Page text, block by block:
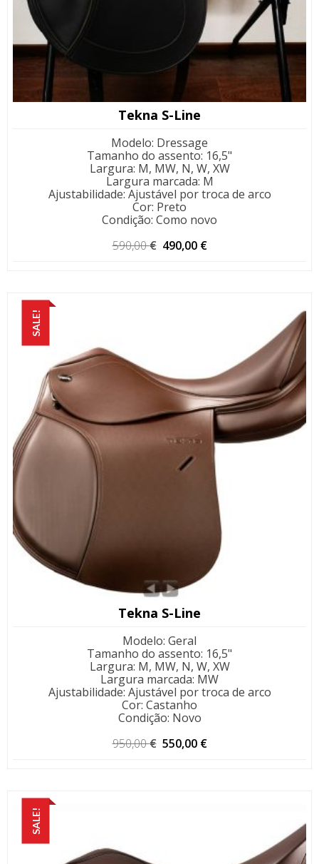
Tekna S-Line
Modelo: Dressage
Tamanho do assento: 16,5"
Largura: M, MW, N, W, XW
Largura marcada: M
Ajustabilidade: Ajustável por troca de arco
Cor: Preto
Condição: Como novo
590,00€ O
490,00 €
SALE!
Tekna S-Line
Modelo: Geral
Tamanho do assento: 16,5"
Largura: M, MW, N, W, XW
Largura marcada: MW
Ajustabilidade: Ajustável por troca de arco
Cor: Castanho
Condição: Novo
950,00€ O
550,00 €
SALE!